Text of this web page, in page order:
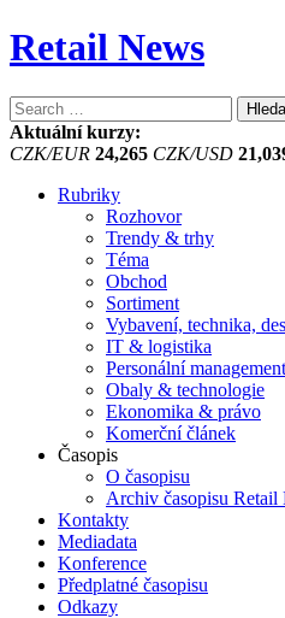
Retail News
Vyhledávání
Aktuální kurzy:
CZK/EUR 24,265 CZK/USD
Rubriky
Rozhovor
Trendy & trhy
Téma
Obchod
Sortiment
Vybavení, technika,
IT & logistika
Personální management
Obaly & technologie
Ekonomika & právo
Komerční článek
Časopis
O časopisu
Archiv časopisu Retail
Kontakty
Mediadata
Konference
Předplatné časopisu
Odkazy